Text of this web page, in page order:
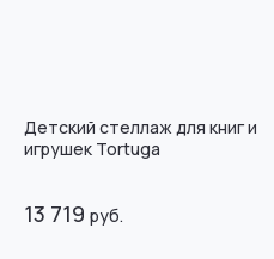
Детский стеллаж для книг и
игрушек Tortuga
13 719 руб.